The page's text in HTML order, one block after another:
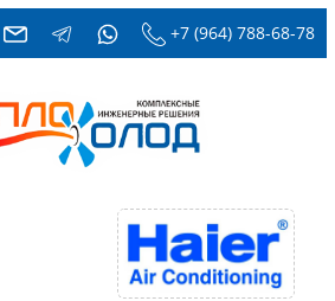
+7 (964) 788-68-78